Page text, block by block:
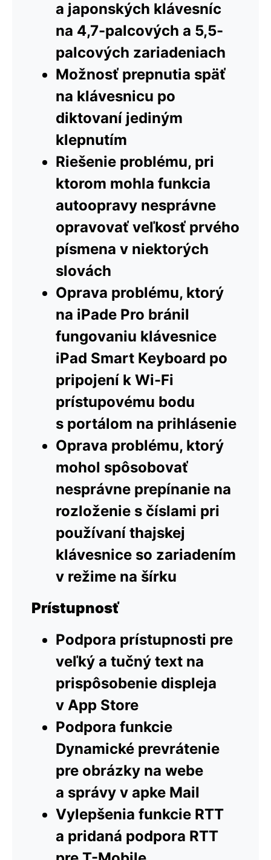
a japonských klávesníc
na 4,7-palcových a 5,5-
palcových zariadeniach
Možnosť prepnutia späť
na klávesnicu po
diktovaní jediným
klepnutím
Riešenie problému, pri
ktorom mohla funkcia
autoopravy nesprávne
opravovať veľkosť prvého
písmena v niektorých
slovách
Oprava problému, ktorý
na iPade Pro bránil
fungovaniu klávesnice
iPad Smart Keyboard po
pripojení k Wi-Fi
prístupovému bodu
s portálom na prihlásenie
Oprava problému, ktorý
mohol spôsobovať
nesprávne prepínanie na
rozloženie s číslami pri
používaní thajskej
klávesnice so zariadením
v režime na šírku
Prístupnosť
Podpora prístupnosti pre
veľký a tučný text na
prispôsobenie displeja
v App Store
Podpora funkcie
Dynamické prevrátenie
pre obrázky na webe
a správy v apke Mail
Vylepšenia funkcie RTT
a pridaná podpora RTT